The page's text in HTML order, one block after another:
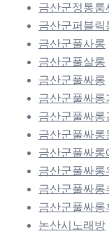
금산군정통룸
금산군퍼블릭
금산군풀사롱
금산군풀살롱
금산군풀싸롱
금산군풀싸롱
금산군풀싸롱
금산군풀싸롱
금산군풀싸롱
금산군풀싸롱
금산군풀싸롱
금산군풀싸롱
논산시노래방